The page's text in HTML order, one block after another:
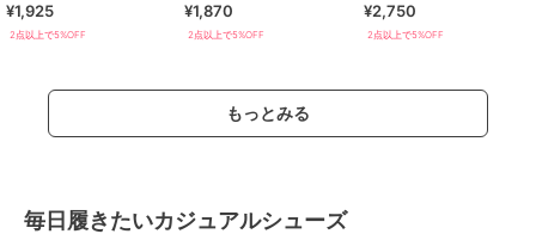
¥1,925
2点以上で5%OFF
ック ブラインド
¥1,870
2点以上で5%OFF
ウス ブラインド
¥2,750
2点以上で5%OFF
もっとみる
毎日履きたいカジュアルシューズ